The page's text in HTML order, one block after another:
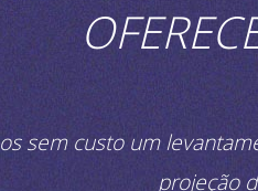
sem custo um
projeção